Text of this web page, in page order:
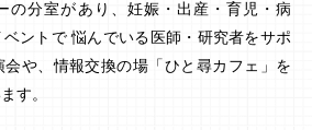
の分室があり、妊娠・出産・育児・病
ントで 悩んでいる医師・研究者をサポ
会や、情報交換の場「ひと尋カフェ」を
す。